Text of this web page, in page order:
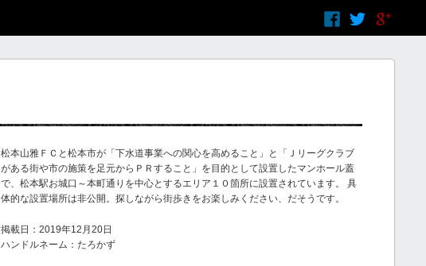
松本山雅ＦＣと松本市が「下水道事業への関心を高めること」と「Ｊリーグクラブ
がある街や市の施策を足元からＰＲすること」を目的として設置したマンホール蓋
で、松本駅お城口～本町通りを中心とするエリア１０箇所に設置されています。 具
体的な設置場所は非公開。探しながら街歩きをお楽しみください、だそうです。
掲載日：2019年12月20日
ハンドルネーム：たろかず